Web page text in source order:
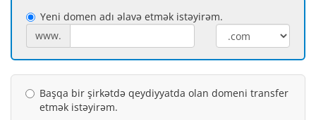
Yeni domen adı əlavə etmək istəyirəm.
www.
Başqa bir şirkətdə qeydiyyatda olan domeni transfer
etmək istəyirəm.